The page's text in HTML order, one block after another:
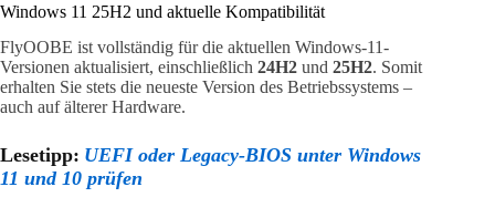
Windows 11 25H2 und aktuelle Kompatibilität
FlyOOBE ist vollständig für die aktuellen Windows-11-
Versionen aktualisiert, einschließlich 24H2 und 25H2. Somit
erhalten Sie stets die neueste Version des Betriebssystems –
auch auf älterer Hardware.
Lesetipp: UEFI oder Legacy-BIOS unter Windows
11 und 10 prüfen